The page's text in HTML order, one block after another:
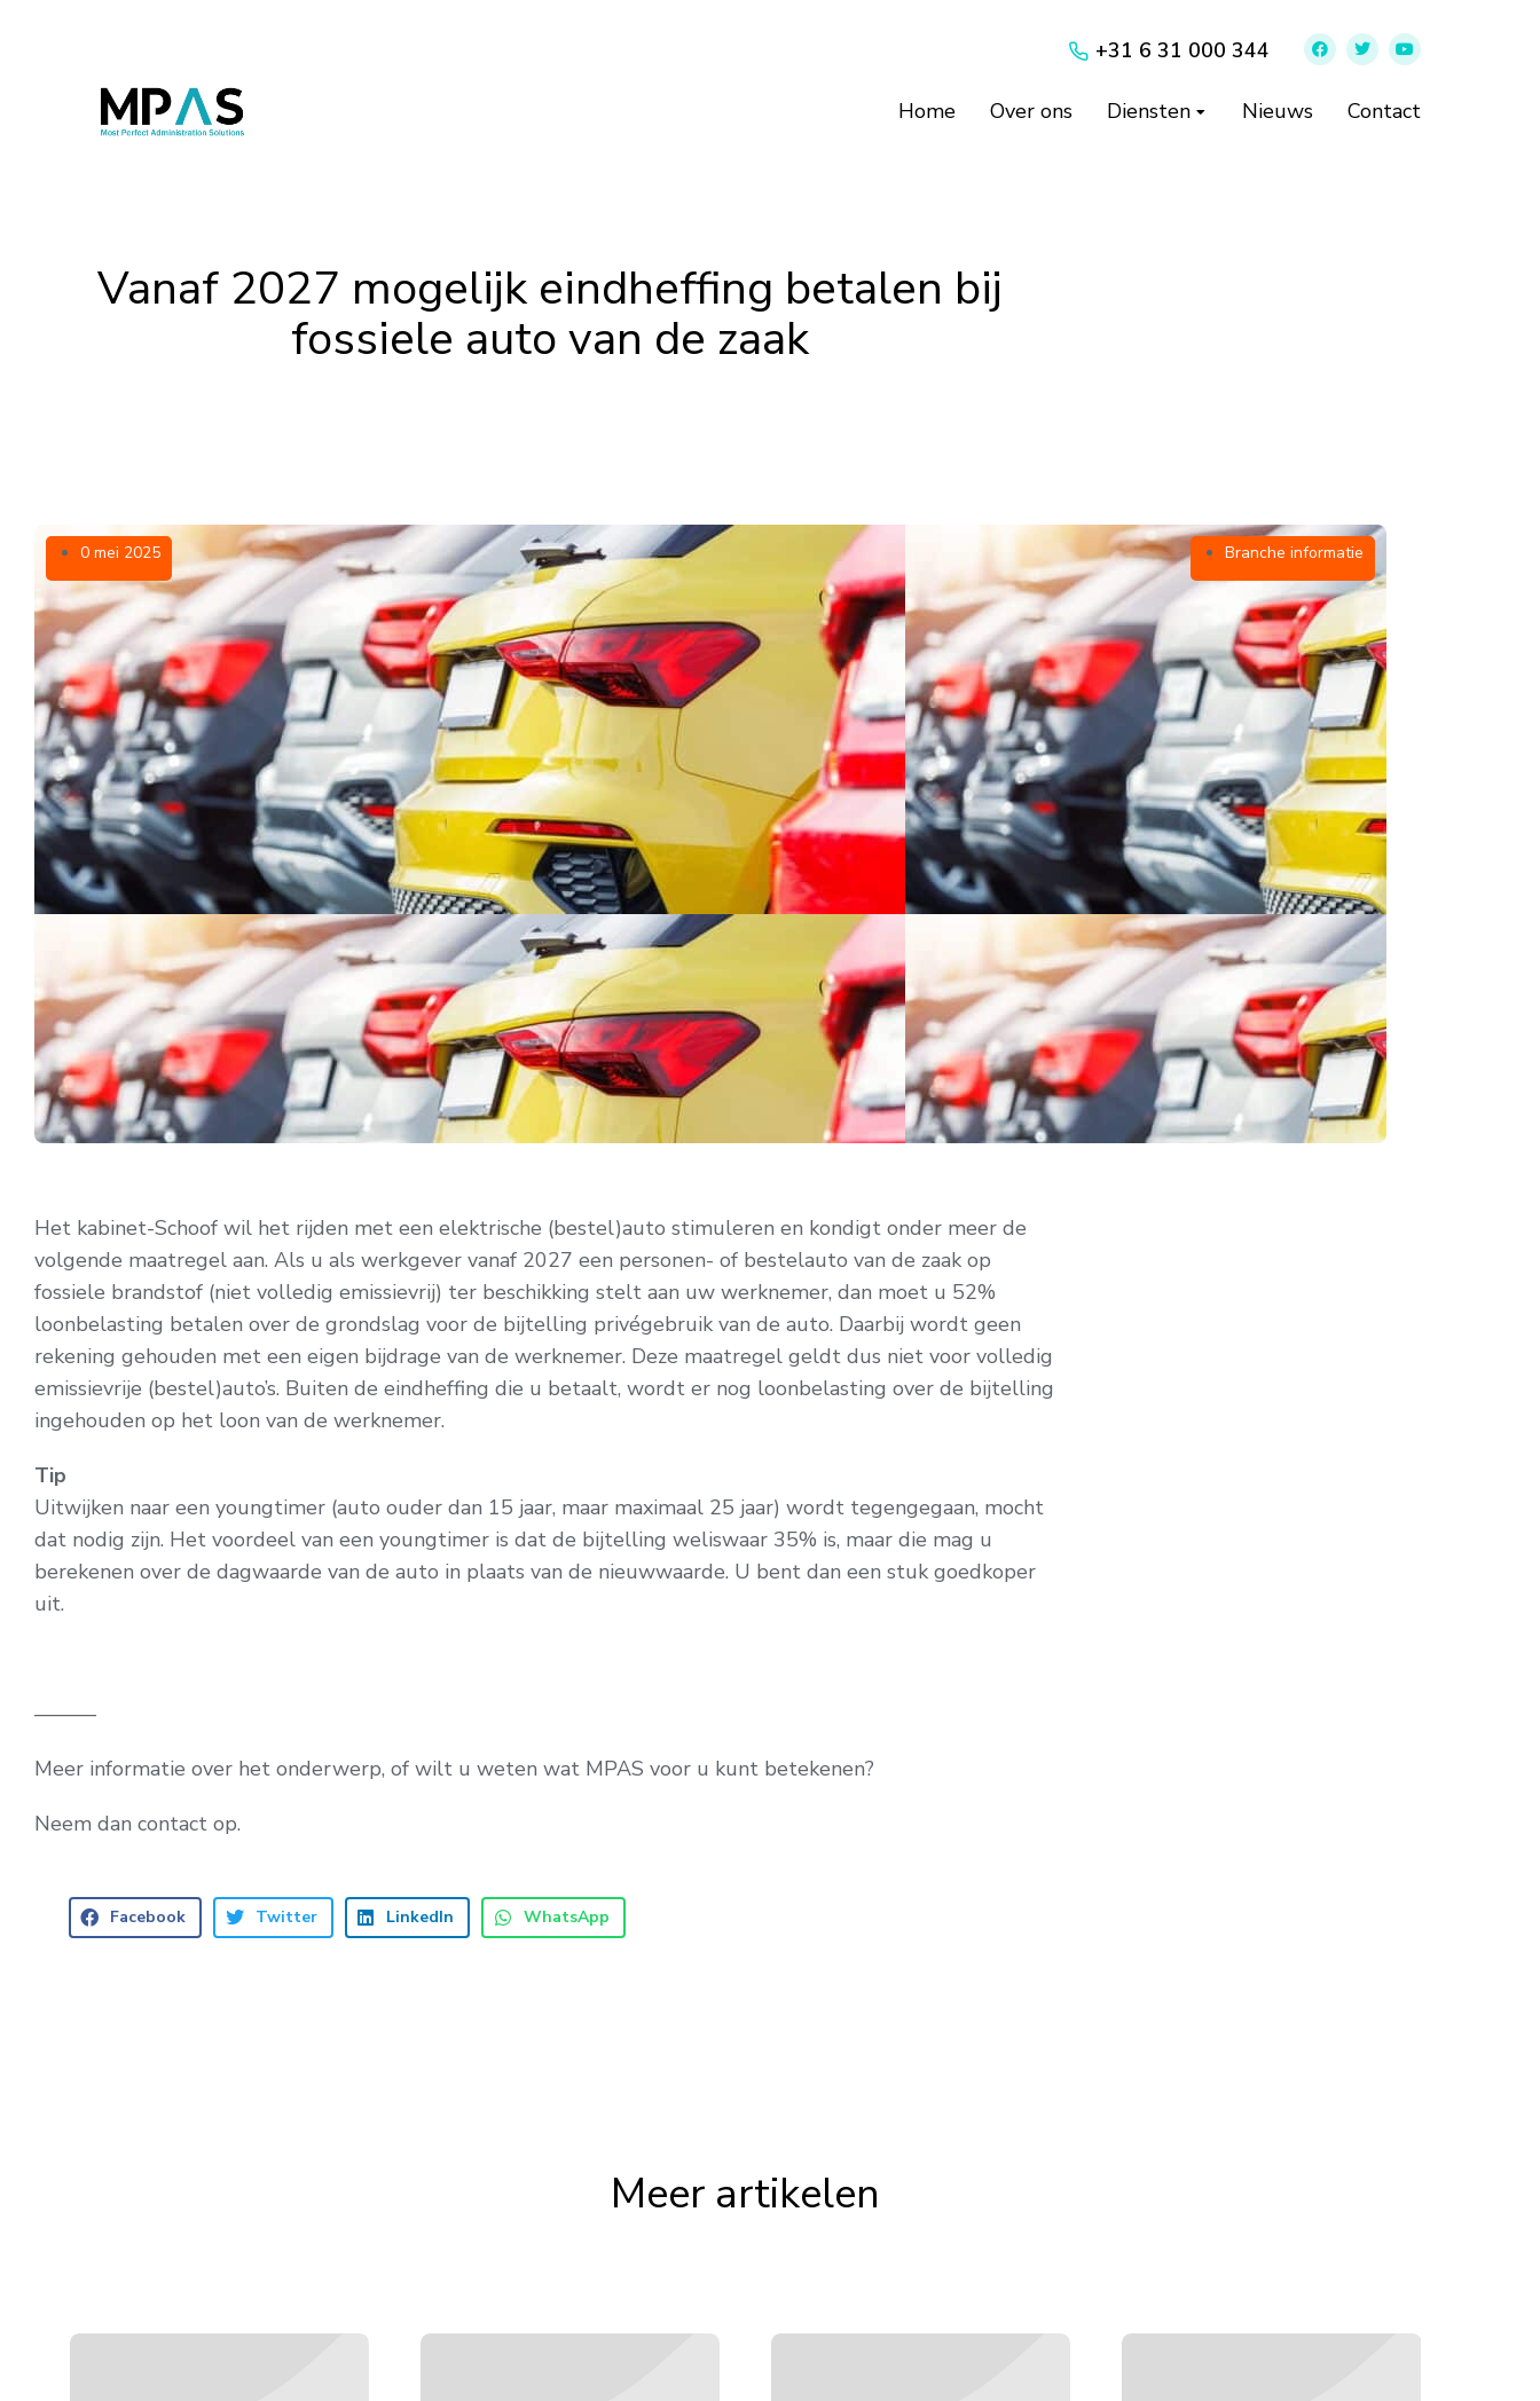
+31 6 31 000 344
Home Over ons Diensten Nieuws Contact
Vanaf 2027 mogelijk eindheffing betalen bij
fossiele auto van de zaak
0 mei 2025 Branche informatie
Het kabinet-Schoof wil het rijden met een elektrische (bestel)auto stimuleren en kondigt onder meer de
volgende maatregel aan. Als u als werkgever vanaf 2027 een personen- of bestelauto van de zaak op
fossiele brandstof (niet volledig emissievrij) ter beschikking stelt aan uw werknemer, dan moet u 52%
loonbelasting betalen over de grondslag voor de bijtelling privégebruik van de auto. Daarbij wordt geen
rekening gehouden met een eigen bijdrage van de werknemer. Deze maatregel geldt dus niet voor volledig
emissievrije (bestel)auto’s. Buiten de eindheffing die u betaalt, wordt er nog loonbelasting over de bijtelling
ingehouden op het loon van de werknemer.
Tip
Uitwijken naar een youngtimer (auto ouder dan 15 jaar, maar maximaal 25 jaar) wordt tegengegaan, mocht
dat nodig zijn. Het voordeel van een youngtimer is dat de bijtelling weliswaar 35% is, maar die mag u
berekenen over de dagwaarde van de auto in plaats van de nieuwwaarde. U bent dan een stuk goedkoper
uit.
———
Meer informatie over het onderwerp, of wilt u weten wat MPAS voor u kunt betekenen?
Neem dan contact op.
Facebook Twitter LinkedIn WhatsApp
Meer artikelen